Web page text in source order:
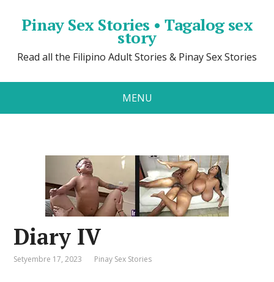
Pinay Sex Stories • Tagalog sex
story
Read all the Filipino Adult Stories & Pinay Sex Stories
MENU
Diary IV
Setyembre 17, 2023 Pinay Sex Stories